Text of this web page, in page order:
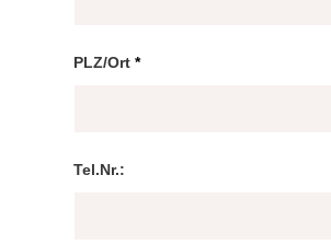
PLZ/Ort *
Tel.Nr.: